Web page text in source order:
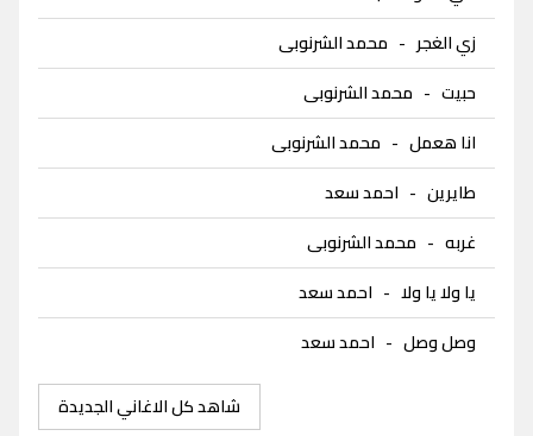
زي الغجر - محمد الشرنوبى
حبيت - محمد الشرنوبى
انا هعمل - محمد الشرنوبى
طايرين - احمد سعد
غربه - محمد الشرنوبى
يا ولا يا ولا - احمد سعد
وصل وصل - احمد سعد
شاهد كل الاغاني الجديدة